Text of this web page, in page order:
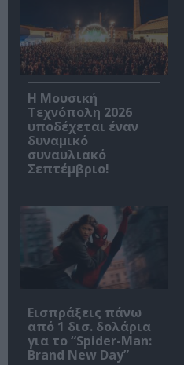
Η Μουσική
Τεχνόπολη 2026
υποδέχεται έναν
δυναμικό
συναυλιακό
Σεπτέμβριο!
Εισπράξεις πάνω
από 1 δισ. δολάρια
για το “Spider-Man:
Brand New Day”